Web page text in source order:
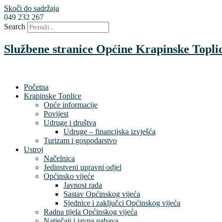
Skoči do sadržaja
049 232 267
Search
Službene stranice Općine Krapinske
Početna
Krapinske Toplice
Opće informacije
Povijest
Udruge i društva
Udruge – financijska izvješća
Turizam i gospodarstvo
Ustroj
Načelnica
Jedinstveni upravni odjel
Općinsko vijeće
Javnost rada
Sastav Općinskog vijeća
Sjednice i zaključci Općinskog vijeća
Radna tijela Općinskog vijeća